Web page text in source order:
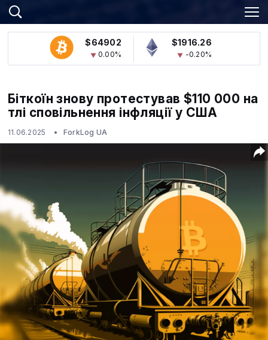
$64902
0.00%
$1916.26
-0.20%
Біткоїн знову протестував $110 000 на
тлі сповільнення інфляції у США
11.06.2025 ForkLog UA